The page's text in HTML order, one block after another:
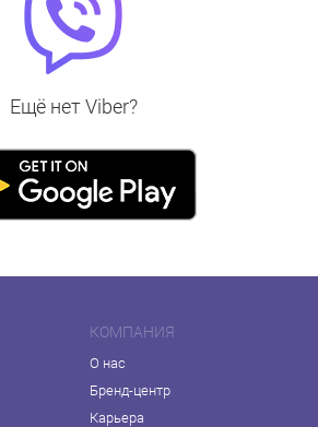
Ещё нет Viber?
КОМПАНИЯ
О нас
Бренд-центр
Карьера